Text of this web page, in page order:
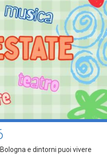
e dintorni puoi vivere